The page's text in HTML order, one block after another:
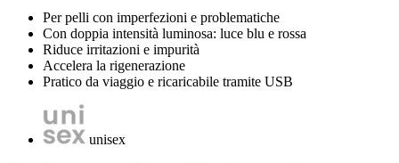
Per pelli con imperfezioni e problematiche
Con doppia intensità luminosa: luce blu e rossa
Riduce irritazioni e impurità
Accelera la rigenerazione
Pratico da viaggio e ricaricabile tramite USB
unisex